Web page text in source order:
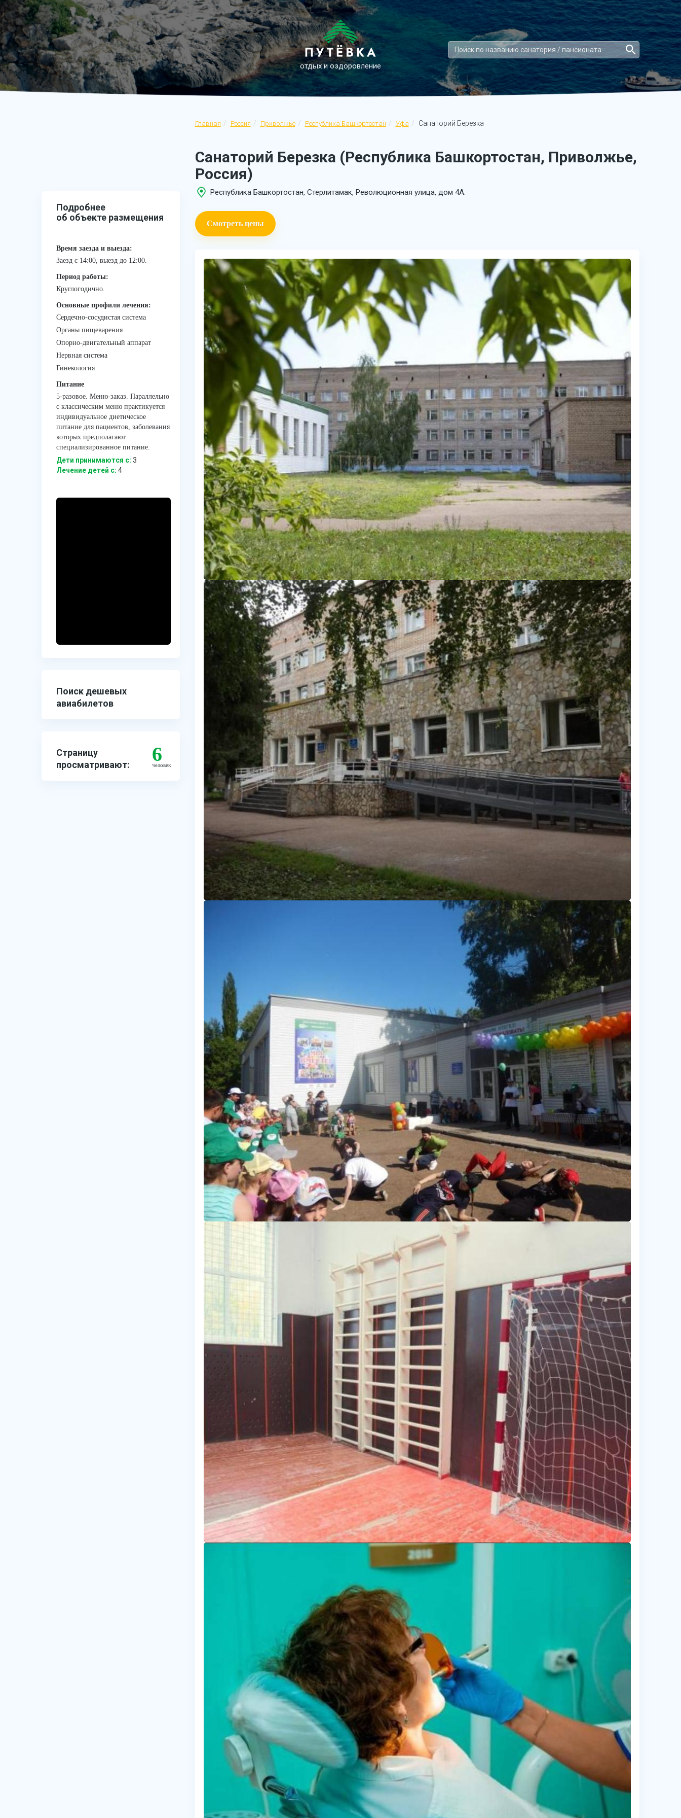
отдых и оздоровление
Главная Россия Приволжье Республика Башкортостан Уфа Санаторий Березка
Санаторий Березка (Республика Башкортостан, Приволжье,
Россия)
Республика Башкортостан, Стерлитамак, Революционная улица, дом 4А.
Смотреть цены
Подробнее
об объекте размещения
Время заезда и выезда:
Заезд с 14:00, выезд до 12:00.
Период работы:
Круглогодично.
Основные профили лечения:
Сердечно-сосудистая система
Органы пищеварения
Опорно-двигательный аппарат
Нервная система
Гинекология
Питание
5-разовое. Меню-заказ. Параллельно
с классическим меню практикуется
индивидуальное диетическое
питание для пациентов, заболевания
которых предполагают
специализированное питание.
Дети принимаются с: 3
Лечение детей c: 4
Поиск дешевых
авиабилетов
Страницу
просматривают:
6
человек